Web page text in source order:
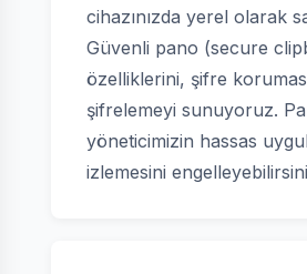
cihazınızda yerel olarak
Güvenli pano (secure
özelliklerini, şifre
şifrelemeyi sunuyoruz.
yöneticimizin hassas
izlemesini